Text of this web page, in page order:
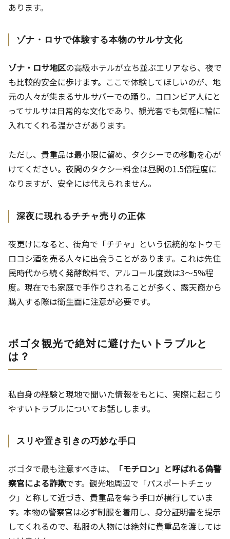
あります。
ゾナ・ロサで体験する本物のサルサ文化
ゾナ・ロサ地区の高級ホテルが立ち並ぶエリアなら、夜で
も比較的安全に歩けます。ここで体験してほしいのが、地
元の人々が集まるサルサバーでの踊り。コロンビア人にと
ってサルサは日常的な文化であり、観光客でも気軽に輪に
入れてくれる温かさがあります。
ただし、貴重品は最小限に留め、タクシーでの移動を心が
けてください。夜間のタクシー料金は昼間の1.5倍程度に
なりますが、安全には代えられません。
深夜に現れるチチャ売りの正体
夜更けになると、街角で「チチャ」という伝統的なトウモ
ロコシ酒を売る人々に出会うことがあります。これは先住
民時代から続く発酵飲料で、アルコール度数は3〜5%程
度。現在でも家庭で手作りされることが多く、露天商から
購入する際は衛生面に注意が必要です。
ボゴタ観光で絶対に避けたいトラブルと
は？
私自身の経験と現地で聞いた情報をもとに、実際に起こり
やすいトラブルについてお話しします。
スリや置き引きの巧妙な手口
ボゴタで最も注意すべきは、
「モチロン」と呼ばれる偽警
察官による詐欺です。観光地周辺で「パスポートチェッ
ク」と称して近づき、貴重品を奪う手口が横行していま
す。本物の警察官は必ず制服を着用し、身分証明書を提示
してくれるので、私服の人物には絶対に貴重品を渡しては